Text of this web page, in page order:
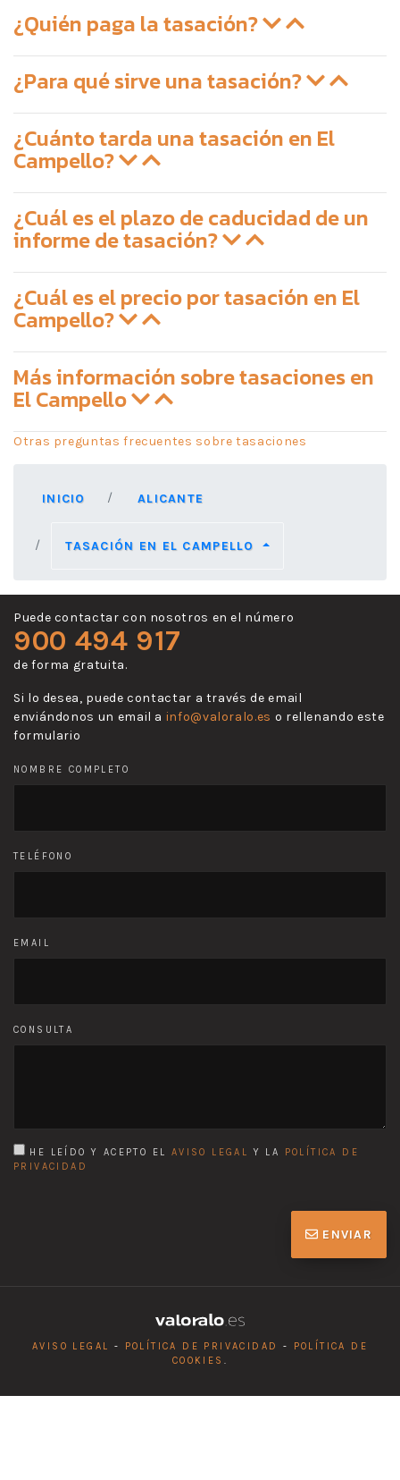
¿Quién paga la tasación?
¿Para qué sirve una tasación?
¿Cuánto tarda una tasación en El
Campello?
¿Cuál es el plazo de caducidad de un
informe de tasación?
¿Cuál es el precio por tasación en El
Campello?
Más información sobre tasaciones en
El Campello
Otras preguntas frecuentes sobre tasaciones
INICIO ALICANTE
TASACIÓN EN EL CAMPELLO
Puede contactar con nosotros en el número
900 494 917
de forma gratuita.
Si lo desea, puede contactar a través de email
enviándonos un email a info@valoralo.es o rellenando este
formulario
NOMBRE COMPLETO
TELÉFONO
EMAIL
CONSULTA
HE LEÍDO Y ACEPTO EL AVISO LEGAL Y LA
POLÍTICA DE
PRIVACIDAD
ENVIAR
AVISO LEGAL - POLÍTICA DE PRIVACIDAD -
POLÍTICA DE
COOKIES .